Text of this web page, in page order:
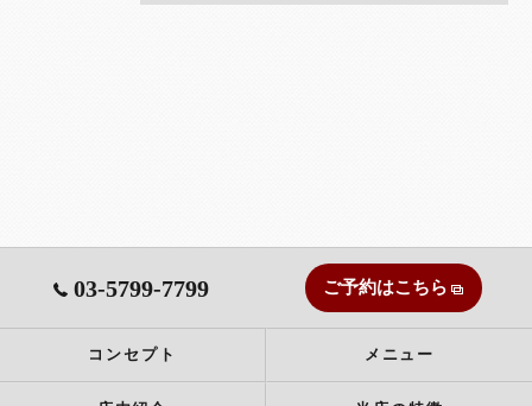
03-5799-7799 ご予約はこちら
コンセプト メニュー